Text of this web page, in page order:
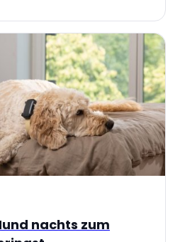
nachts zum